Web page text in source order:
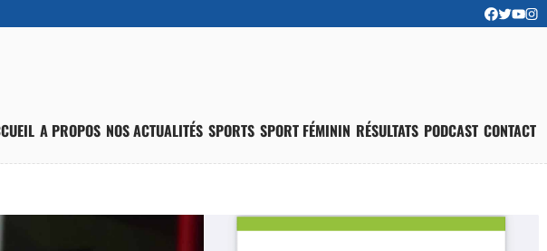
A PROPOS NOS ACTUALITÉS SPORTS SPORT FÉMININ RÉSULTATS PODCAST CONTACT